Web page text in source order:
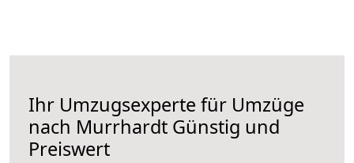
Ihr Umzugsexperte für Umzüge
nach Murrhardt Günstig und
Preiswert